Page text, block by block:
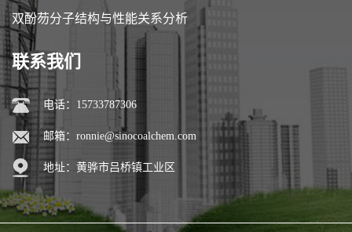
双酚芴分子结构与性能关系分析
联系我们
电话：15733787306
邮箱： ronnie@sinocoalchem.com
地址：黄骅市吕桥镇工业区